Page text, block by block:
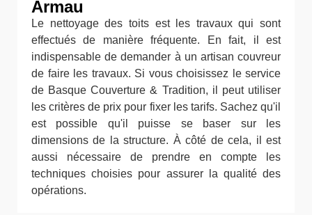
Armau
Le nettoyage des toits est les travaux qui sont
effectués de manière fréquente. En fait, il est
indispensable de demander à un artisan couvreur
de faire les travaux. Si vous choisissez le service
de Basque Couverture & Tradition, il peut utiliser
les critères de prix pour fixer les tarifs. Sachez qu'il
est possible qu'il puisse se baser sur les
dimensions de la structure. À côté de cela, il est
aussi nécessaire de prendre en compte les
techniques choisies pour assurer la qualité des
opérations.